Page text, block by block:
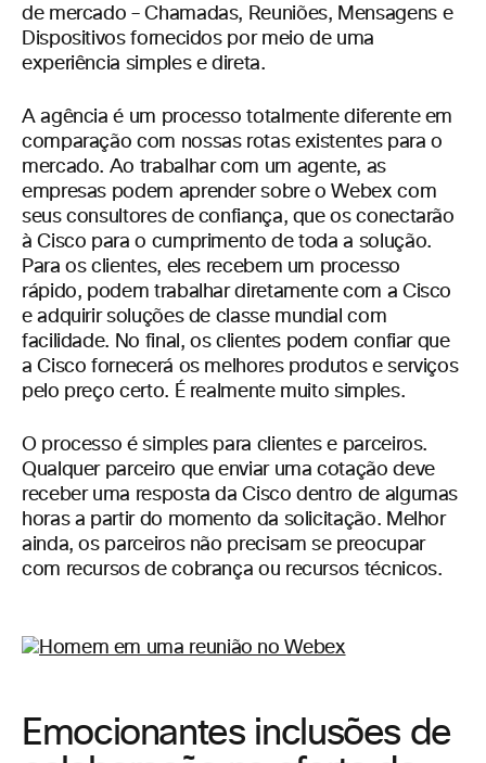
de mercado – Chamadas, Reuniões, Mensagens e
Dispositivos fornecidos por meio de uma
experiência simples e direta.
A agência é um processo totalmente diferente em
comparação com nossas rotas existentes para o
mercado. Ao trabalhar com um agente, as
empresas podem aprender sobre o Webex com
seus consultores de confiança, que os conectarão
à Cisco para o cumprimento de toda a solução.
Para os clientes, eles recebem um processo
rápido, podem trabalhar diretamente com a Cisco
e adquirir soluções de classe mundial com
facilidade. No final, os clientes podem confiar que
a Cisco fornecerá os melhores produtos e serviços
pelo preço certo. É realmente muito simples.
O processo é simples para clientes e parceiros.
Qualquer parceiro que enviar uma cotação deve
receber uma resposta da Cisco dentro de algumas
horas a partir do momento da solicitação. Melhor
ainda, os parceiros não precisam se preocupar
com recursos de cobrança ou recursos técnicos.
Emocionantes inclusões de